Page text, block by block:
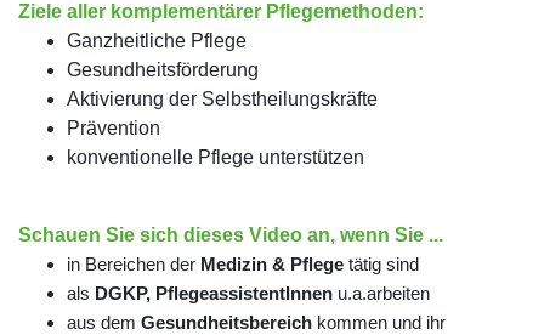
Ziele aller komplementärer Pflegemethoden:
Ganzheitliche Pflege
Gesundheitsförderung
Aktivierung der Selbstheilungskräfte
Prävention
konventionelle Pflege unterstützen
Schauen Sie sich dieses Video an, wenn Sie ...
in Bereichen der Medizin & Pflege tätig sind
als DGKP, PflegeassistentInnen u.a.arbeiten
aus dem Gesundheitsbereich kommen und ihr